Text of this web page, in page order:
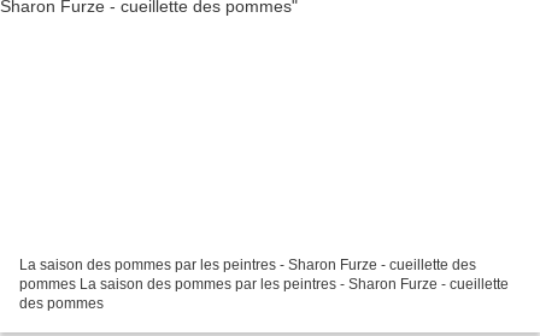
La saison des pommes par les peintres - Sharon Furze - cueillette des
pommes La saison des pommes par les peintres - Sharon Furze - cueillette
des pommes